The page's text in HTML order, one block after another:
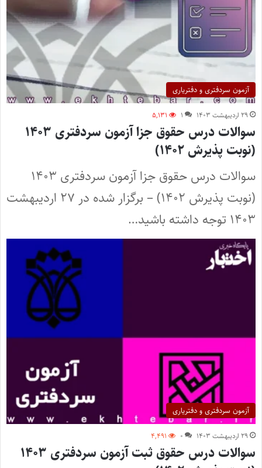
آزمون سردفتری و دفتریاری
۲۹ اردیبهشت ۱۴۰۳ ۱ ۵,۱۳۱
سوالات درس حقوق جزا آزمون سردفتری ۱۴۰۳
(نوبت پذیرش ۱۴۰۲)
سوالات درس حقوق جزا آزمون سردفتری ۱۴۰۳
(نوبت پذیرش ۱۴۰۲) – برگزار شده در ۲۷ اردیبهشت
۱۴۰۳ توجه داشته باشید…
آزمون سردفتری و دفتریاری
۲۹ اردیبهشت ۱۴۰۳ ۰ ۴,۴۹۱
سوالات درس حقوق ثبت آزمون سردفتری ۱۴۰۳